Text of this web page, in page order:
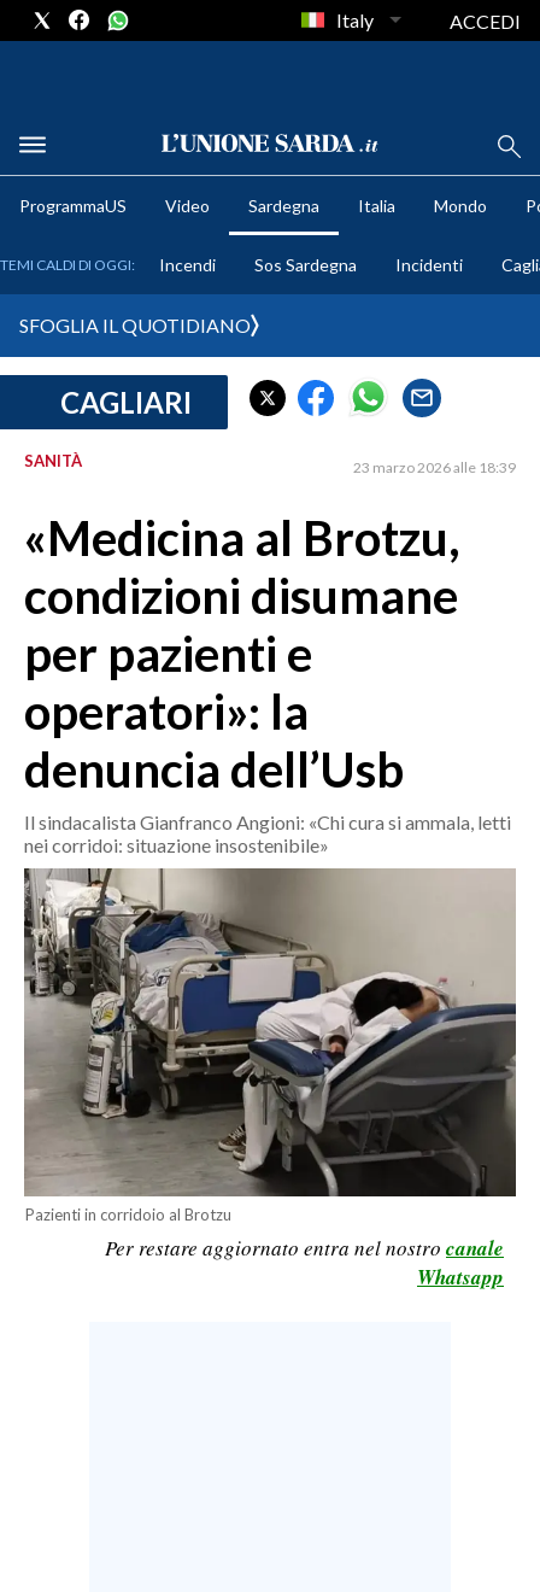
METEO
CRONACA SARDEGNA
MEDIO CAMPIDANO
ORISTANO E PROVINCIA
GALLURA
NUORO E PROVINCIA
OGLIASTRA
AGENDA
CRONACA
ITALIA
MONDO
POLITICA
ECONOMIA
SERVIZI ALLE IMPRESE
LAVORO
SPORT IN SARDEGNA
Italy ACCEDI
ProgrammaUS Video Sardegna Italia Mondo
TEMI CALDI DI OGGI: Incendi Sos Sardegna Incidenti
SFOGLIA IL QUOTIDIANO
CAGLIARI
SANITÀ 23 marzo 2026 alle 18:39
«Medicina al Brotzu,
condizioni disumane
per pazienti e
operatori»: la
denuncia dell’Usb
Il sindacalista Gianfranco Angioni: «Chi cura si ammala, letti
nei corridoi: situazione insostenibile»
Pazienti in corridoio al Brotzu
Per restare aggiornato entra nel nostro canale
Whatsapp